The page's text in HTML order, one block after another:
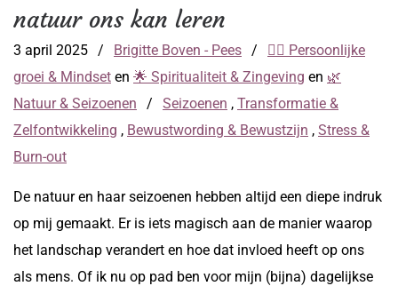
natuur ons kan leren
3 april 2025 / Brigitte Boven - Pees /
🧘‍♀️ Persoonlijke
groei & Mindset en 🌟 Spiritualiteit & Zingeving en 🌿
Natuur & Seizoenen
/ Seizoenen , Transformatie &
Zelfontwikkeling , Bewustwording & Bewustzijn , Stress &
Burn-out
De natuur en haar seizoenen hebben altijd een diepe indruk
op mij gemaakt. Er is iets magisch aan de manier waarop
het landschap verandert en hoe dat invloed heeft op ons
als mens. Of ik nu op pad ben voor mijn (bijna) dagelijkse